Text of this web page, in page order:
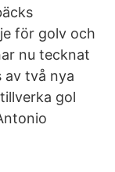
för golv och
nu tecknat
av två nya
gol